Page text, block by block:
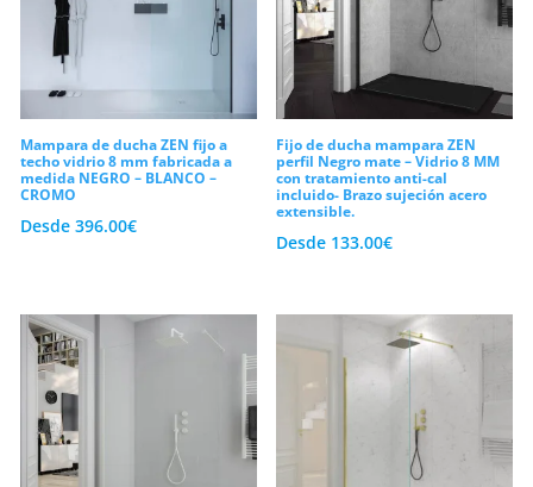
Mampara de ducha ZEN fijo a
techo vidrio 8 mm fabricada a
medida NEGRO – BLANCO –
CROMO
Desde 396.00€
Fijo de ducha mampara ZEN
perfil Negro mate – Vidrio 8 MM
con tratamiento anti-cal
incluido- Brazo sujeción acero
extensible.
Desde 133.00€